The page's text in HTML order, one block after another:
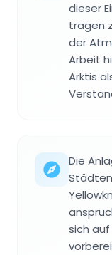
dieser
tragen
der
Arbeit
Arktis
Die
sich